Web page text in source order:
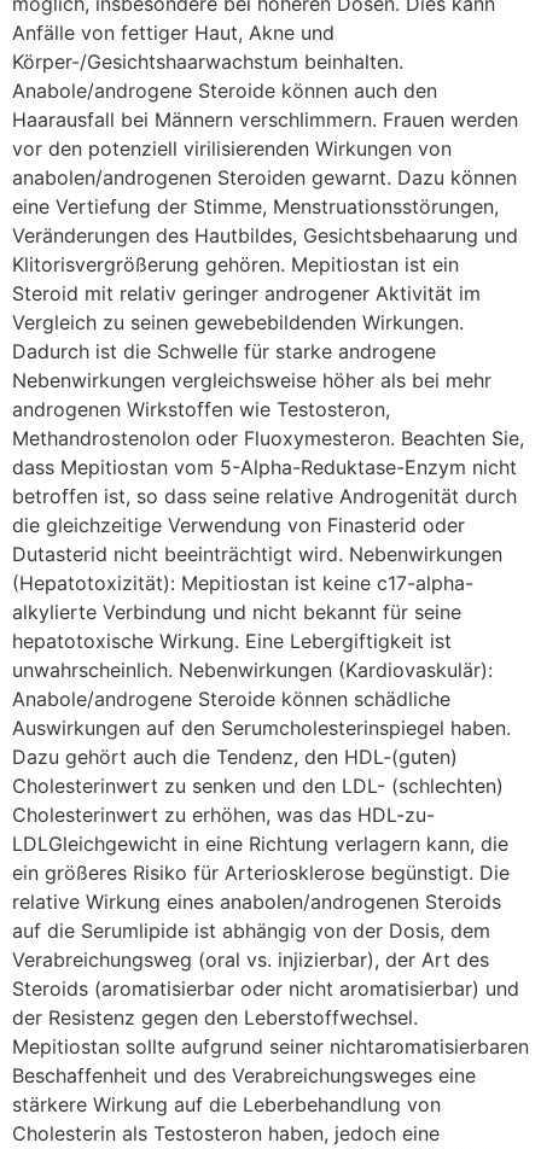
Anfälle von fettiger Haut, Akne und
Körper-/Gesichtshaarwachstum beinhalten.
Anabole/androgene Steroide können auch den
Haarausfall bei Männern verschlimmern. Frauen werden
vor den potenziell virilisierenden Wirkungen von
anabolen/androgenen Steroiden gewarnt. Dazu können
eine Vertiefung der Stimme, Menstruationsstörungen,
Veränderungen des Hautbildes, Gesichtsbehaarung und
Klitorisvergrößerung gehören. Mepitiostan ist ein
Steroid mit relativ geringer androgener Aktivität im
Vergleich zu seinen gewebebildenden Wirkungen.
Dadurch ist die Schwelle für starke androgene
Nebenwirkungen vergleichsweise höher als bei mehr
androgenen Wirkstoffen wie Testosteron,
Methandrostenolon oder Fluoxymesteron. Beachten Sie,
dass Mepitiostan vom 5-Alpha-Reduktase-Enzym nicht
betroffen ist, so dass seine relative Androgenität durch
die gleichzeitige Verwendung von Finasterid oder
Dutasterid nicht beeinträchtigt wird. Nebenwirkungen
(Hepatotoxizität): Mepitiostan ist keine c17-alpha-
alkylierte Verbindung und nicht bekannt für seine
hepatotoxische Wirkung. Eine Lebergiftigkeit ist
unwahrscheinlich. Nebenwirkungen (Kardiovaskulär):
Anabole/androgene Steroide können schädliche
Auswirkungen auf den Serumcholesterinspiegel haben.
Dazu gehört auch die Tendenz, den HDL-(guten)
Cholesterinwert zu senken und den LDL- (schlechten)
Cholesterinwert zu erhöhen, was das HDL-zu-
LDLGleichgewicht in eine Richtung verlagern kann, die
ein größeres Risiko für Arteriosklerose begünstigt. Die
relative Wirkung eines anabolen/androgenen Steroids
auf die Serumlipide ist abhängig von der Dosis, dem
Verabreichungsweg (oral vs. injizierbar), der Art des
Steroids (aromatisierbar oder nicht aromatisierbar) und
der Resistenz gegen den Leberstoffwechsel.
Mepitiostan sollte aufgrund seiner nichtaromatisierbaren
Beschaffenheit und des Verabreichungsweges eine
stärkere Wirkung auf die Leberbehandlung von
Cholesterin als Testosteron haben, jedoch eine